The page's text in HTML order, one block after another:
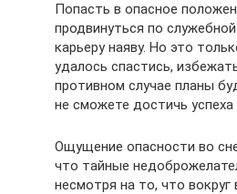
Попасть в опасное
продвинуться по
карьеру наяву. Но это
удалось спастись,
противном случае планы
не сможете достичь
Ощущение опасности во
что тайные
несмотря на то, что вокруг